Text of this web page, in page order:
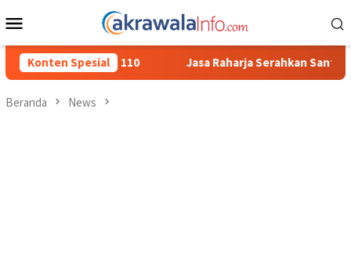
ke
Mobile
Konten Spesial
Jasa Raharja Serahkan Santunan kepada Ahli Waris
Beranda News